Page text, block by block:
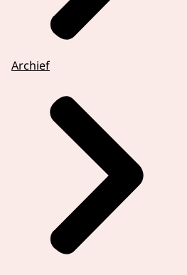
Archief